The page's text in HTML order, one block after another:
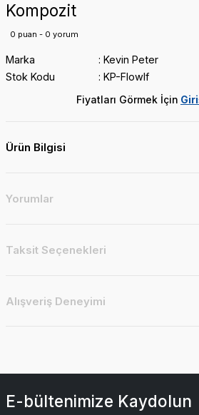
Kompozit
0 puan - 0 yorum
Marka
Kevin Peter
Stok Kodu
KP-Flowlf
Fiyatları Görmek İçin
Ürün Bilgisi
Yorumlar
Taksit Seçenekleri
Alışveriş Deneyimi
E-bültenimize Kaydolun